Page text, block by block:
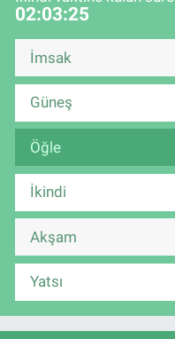
02:03:24
İmsak
Güneş
Öğle
İkindi
Akşam
Yatsı